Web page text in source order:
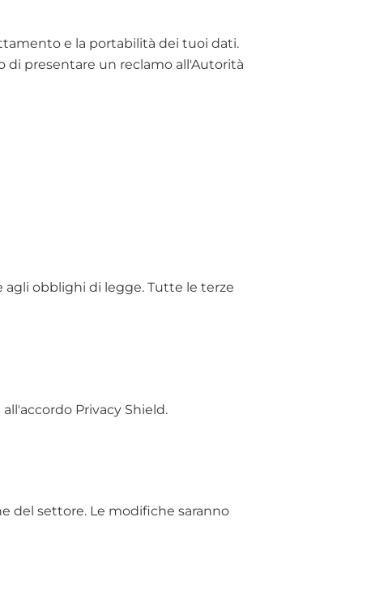
e la portabilità dei tuoi dati.
di presentare un reclamo all'Autorità
obblighi di legge. Tutte le terze
Privacy Shield.
del settore. Le modifiche saranno